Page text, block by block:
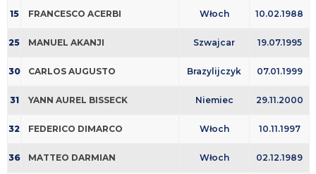
15 FRANCESCO ACERBI Włoch 10.02.1988
25 MANUEL AKANJI Szwajcar 19.07.1995
30 CARLOS AUGUSTO Brazylijczyk 07.01.1999
31 YANN AUREL BISSECK Niemiec 29.11.2000
32 FEDERICO DIMARCO Włoch 10.11.1997
36 MATTEO DARMIAN Włoch 02.12.1989